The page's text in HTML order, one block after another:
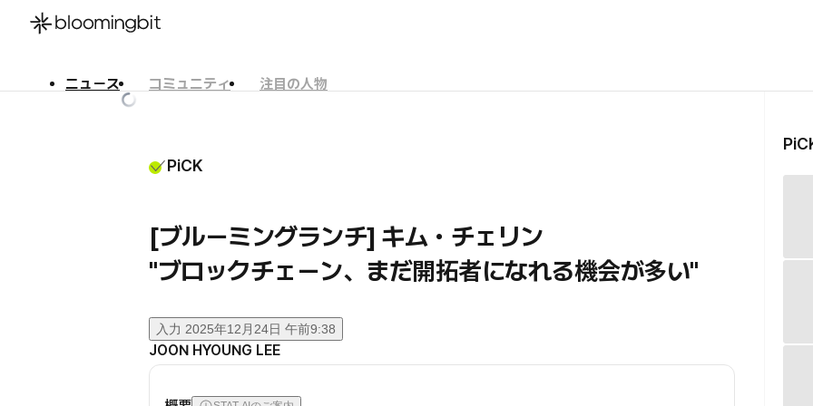
ニュース コミュニティ
注目の人物
PiCK
[ブルーミングランチ] キム・チェリン
"ブロックチェーン、まだ開拓者になれる機会が多い"
入力 2025年12月24日 午前9:38
JOON HYOUNG LEE